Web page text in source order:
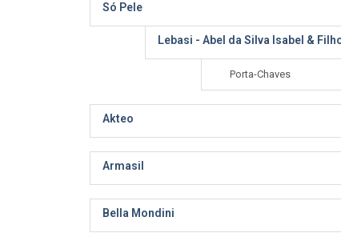
Só Pele
Lebasi - Abel da Silva Isabel &
Porta-Chaves
Akteo
Armasil
Bella Mondini